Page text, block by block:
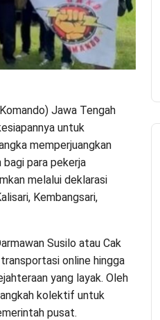
Jawa Tengah
untuk
memperjuangkan
para pekerja
melalui deklarasi
Kembangsari,
Susilo atau Cak
online hingga
yang layak. Oleh
kolektif untuk
pusat.